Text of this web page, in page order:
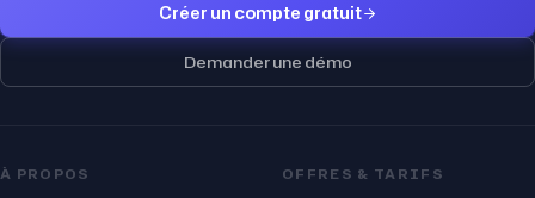
Créer un compte gratuit
Demander une démo
À PROPOS OFFRES & TARIFS